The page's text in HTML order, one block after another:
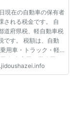
現在の自動車の保有者
される税金です。 自
道府県税、軽自動車税
です。 税額は、自動
用車・トラック・軽
途(自家用・業務用)、
により決まります。